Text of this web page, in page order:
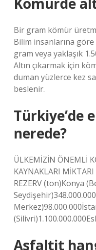
Bir gram kömür
Bilim insanlarına
gram veya yaklaşık
Altın çıkarmak için
duman yüzlerce kez
beslenir.
Türkiye’de
nerede?
ÜLKEMİZİN ÖNEMLİ
KAYNAKLARI
REZERV (ton)Konya
Asfaltit